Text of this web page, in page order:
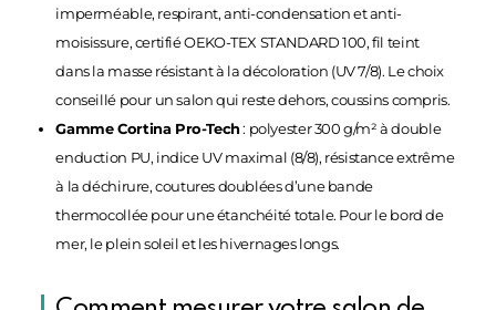
imperméable, respirant, anti-condensation et anti-
moisissure, certifié OEKO-TEX STANDARD 100, fil teint
dans la masse résistant à la décoloration (UV 7/8). Le choix
conseillé pour un salon qui reste dehors, coussins compris.
Gamme Cortina Pro-Tech: polyester 300 g/m² à double
enduction PU, indice UV maximal (8/8), résistance extrême
à la déchirure, coutures doublées d’une bande
thermocollée pour une étanchéité totale. Pour le bord de
mer, le plein soleil et les hivernages longs.